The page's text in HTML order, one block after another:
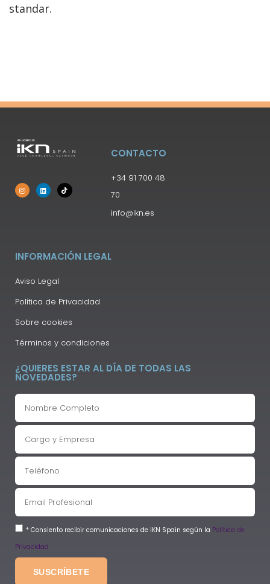
standar.
CONTACTO
+34 91 700 48
70
info@ikn.es
INFORMACIÓN LEGAL
Aviso Legal
Política de Privacidad
Sobre cookies
Términos y condiciones
¿QUIERES ESTAR AL DÍA DE TODAS LAS
NOVEDADES?
* Consiento recibir comunicaciones de iKN Spain según la Política de
Privacidad
SUSCRÍBETE